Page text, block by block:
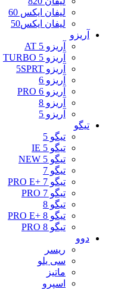
لیفان ایکس 60
لیفان ایکس50
آریزو
آریزو 5 AT
آریزو 5 TURBO
آریزو 5SPRT
آریزو 6
آریزو 6 PRO
آریزو 8
آریزو 5
تیگو
تیگو 5
تیگو 5 IE
تیگو 5 NEW
تیگو 7
تیگو 7 +PRO E
تیگو 7 PRO
تیگو 8
تیگو 8 +PRO E
تیگو 8 PRO
دوو
ریسر
سی یلو
ماتیز
اسپرو